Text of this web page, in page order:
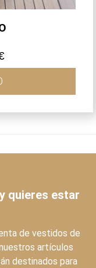
El
precio
es:
quieres estar
de vestidos de
artículos
destinados para